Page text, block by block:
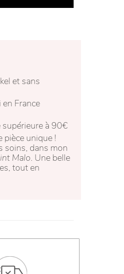
et sans
France
à 90€
pièce unique !
soins, dans mon
Malo. Une belle
tout en